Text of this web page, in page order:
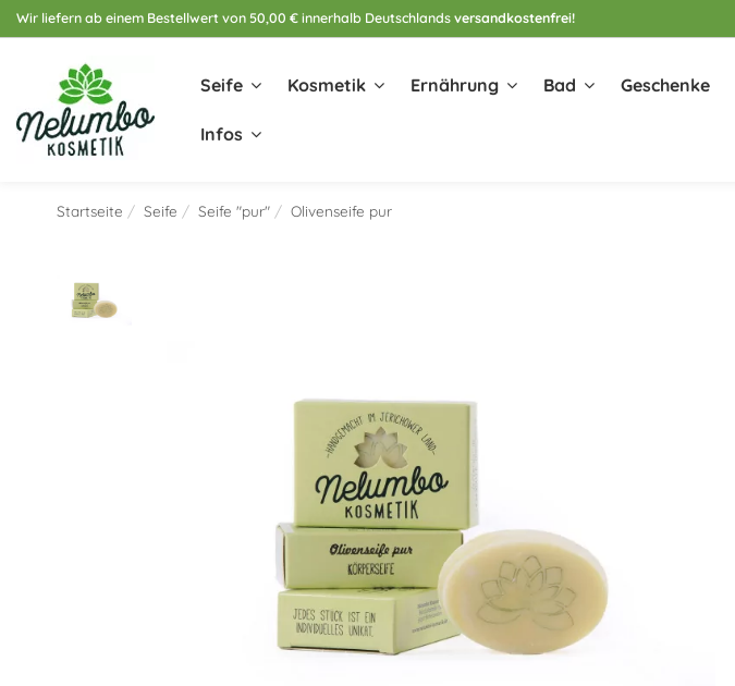
Wir liefern ab einem Bestellwert von 50,00 € innerhalb Deutschlands versandkostenfrei!
Seife Kosmetik Ernährung Bad Geschenke
Infos
Startseite Seife Seife "pur" Olivenseife pur